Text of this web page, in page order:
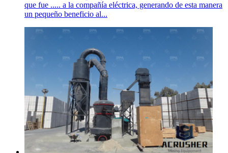
que fue ..... a la compañía eléctrica, generando de esta manera
un pequeño beneficio al...